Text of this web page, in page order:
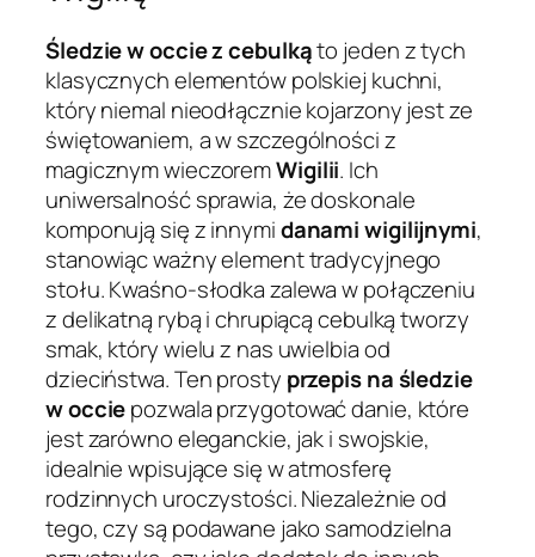
Śledzie w occie z cebulkąto jeden z tych
klasycznych elementów polskiej kuchni,
który niemal nieodłącznie kojarzony jest ze
świętowaniem, a w szczególności z
magicznym wieczoremWigilii. Ich
uniwersalność sprawia, że doskonale
komponują się z innymidanami wigilijnymi,
stanowiąc ważny element tradycyjnego
stołu. Kwaśno-słodka zalewa w połączeniu
z delikatną rybą i chrupiącą cebulką tworzy
smak, który wielu z nas uwielbia od
dzieciństwa. Ten prosty przepis na śledzie
w occiepozwala przygotować danie, które
jest zarówno eleganckie, jak i swojskie,
idealnie wpisujące się w atmosferę
rodzinnych uroczystości. Niezależnie od
tego, czy są podawane jako samodzielna